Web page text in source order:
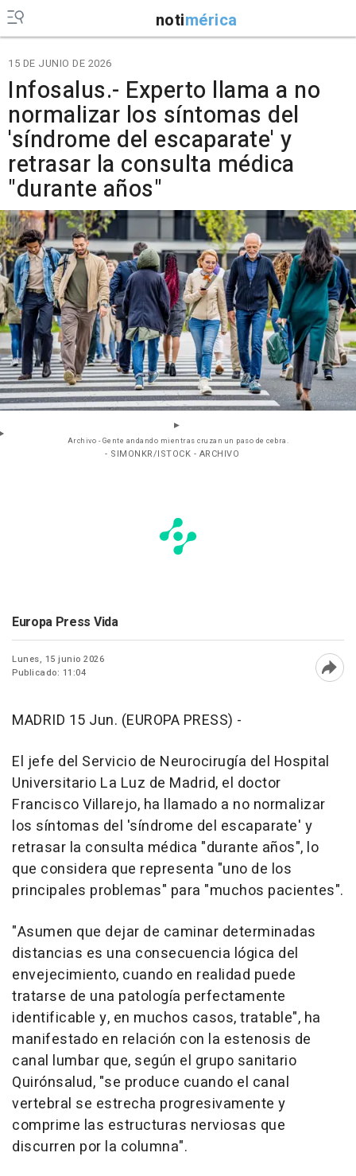
notimérica
15 DE JUNIO DE 2026
Infosalus.- Experto llama a no
normalizar los síntomas del
'síndrome del escaparate' y
retrasar la consulta médica
"durante años"
Archivo - Gente andando mientras cruzan un paso de cebra.
- SIMONKR/ISTOCK - ARCHIVO
Europa Press Vida
Lunes, 15 junio 2026
Publicado: 11:04
MADRID 15 Jun. (EUROPA PRESS) -
El jefe del Servicio de Neurocirugía del Hospital
Universitario La Luz de Madrid, el doctor
Francisco Villarejo, ha llamado a no normalizar
los síntomas del 'síndrome del escaparate' y
retrasar la consulta médica "durante años", lo
que considera que representa "uno de los
principales problemas" para "muchos pacientes".
"Asumen que dejar de caminar determinadas
distancias es una consecuencia lógica del
envejecimiento, cuando en realidad puede
tratarse de una patología perfectamente
identificable y, en muchos casos, tratable", ha
manifestado en relación con la estenosis de
canal lumbar que, según el grupo sanitario
Quirónsalud, "se produce cuando el canal
vertebral se estrecha progresivamente y
comprime las estructuras nerviosas que
discurren por la columna".